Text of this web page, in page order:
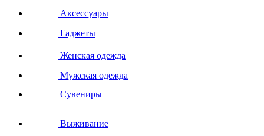
Аксессуары
Гаджеты
Женская одежда
Мужская одежда
Сувениры
Выживание